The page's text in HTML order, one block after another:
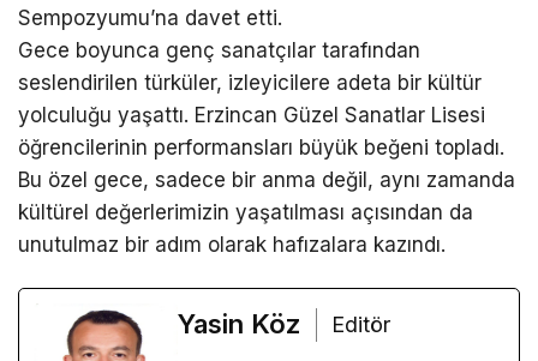
Sempozyumu’na davet etti.
Gece boyunca genç sanatçılar tarafından
seslendirilen türküler, izleyicilere adeta bir kültür
yolculuğu yaşattı. Erzincan Güzel Sanatlar Lisesi
öğrencilerinin performansları büyük beğeni topladı.
Bu özel gece, sadece bir anma değil, aynı zamanda
kültürel değerlerimizin yaşatılması açısından da
unutulmaz bir adım olarak hafızalara kazındı.
Yasin Köz Editör